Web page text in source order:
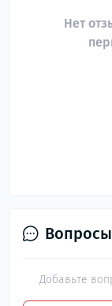
Нет
Добавьте